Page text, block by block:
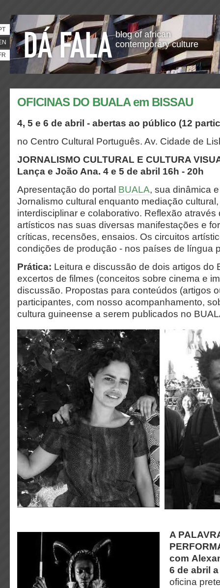
blog of african
contemporary culture
OFICINAS DO BUALA em BISSAU
4, 5 e 6 de abril - abertas ao público (12
no Centro Cultural Português. Av. Cidade de
JORNALISMO CULTURAL E CULTURA
Lança e João Ana. 4 e 5 de abril 16h - 20h
Apresentação do portal BUALA, sua dinâmica
Jornalismo cultural enquanto mediação
interdisciplinar e colaborativo. Reflexão através
artísticos nas suas diversas manifestações e
críticas, recensões, ensaios. Os circuitos
condições de produção - nos países de língua
Prática: Leitura e discussão de dois artigos do
excertos de filmes (conceitos sobre cinema e
discussão. Propostas para conteúdos (artigos
participantes, com nosso acompanhamento,
cultura guineense a serem publicados no
A
com
6 de abril
oficina